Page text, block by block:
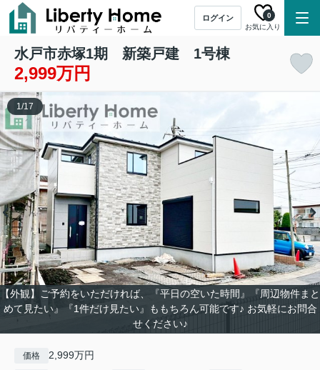
ログイン
お気に入り
0
水戸市赤塚1期 新築戸建 1号棟
2,999万円
【外観】ご予約をいただければ、『平日の空いた時間』『周辺物件まと
めて見たい』『1件だけ見たい』ももちろん可能です♪ お気軽にお問合
せください♪
1/17
価格 2,999万円